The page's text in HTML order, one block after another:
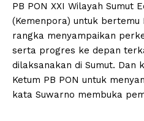
PB PON XXI Wilayah Sumut
(Kemenpora) untuk bertemu
rangka menyampaikan
serta progres ke depan
dilaksanakan di Sumut. Dan
Ketum PB PON untuk
kata Suwarno membuka